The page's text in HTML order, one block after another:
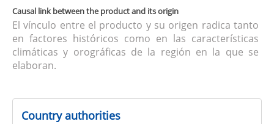
Causal link between the product and its origin
El vínculo entre el producto y su origen radica tanto
en factores históricos como en las características
climáticas y orográficas de la región en la que se
elaboran.
Country authorities